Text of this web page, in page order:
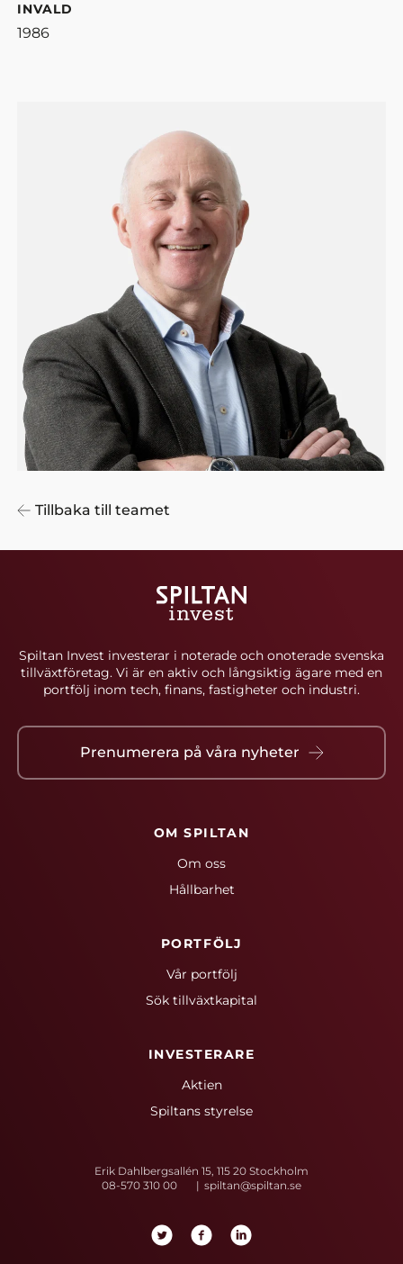
INVALD
1986
Tillbaka till teamet
Spiltan Invest investerar i noterade och onoterade svenska
tillväxtföretag. Vi är en aktiv och långsiktig ägare med en
portfölj inom tech, finans, fastigheter och industri.
Prenumerera på våra nyheter
OM SPILTAN
Om oss
Hållbarhet
PORTFÖLJ
Vår portfölj
Sök tillväxtkapital
INVESTERARE
Aktien
Spiltans styrelse
Erik Dahlbergsallén 15, 115 20 Stockholm
08-570 310 00
spiltan@spiltan.se